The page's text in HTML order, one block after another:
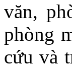
văn,
phòng
cứu và